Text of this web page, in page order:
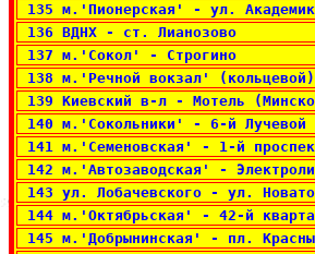
135 м.'Пионерская' - ул.
136 ВДНХ - ст. Лианозово
137 м.'Сокол' - Строгино
138 м.'Речной вокзал' (кольцевой)
139 Киевский в-л - Мотель
140 м.'Сокольники' - 6-й Лучевой
141 м.'Семеновская' - 1-й
142 м.'Автозаводская' -
143 ул. Лобачевского - ул.
144 м.'Октябрьская' - 42-й
145 м.'Добрынинская' - пл.